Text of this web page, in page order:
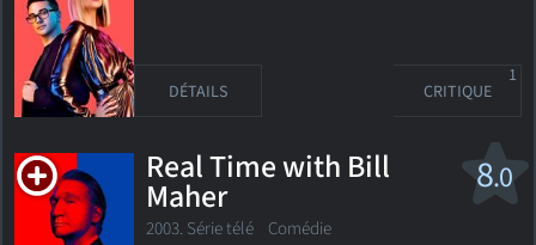
DÉTAILS CRITIQUE
1
8.0
Real Time with Bill
Maher
2003. Série télé Comédie